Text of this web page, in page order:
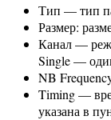
Тип — тип
Размер:
Канал —
Single —
NB
Timing —
указана в